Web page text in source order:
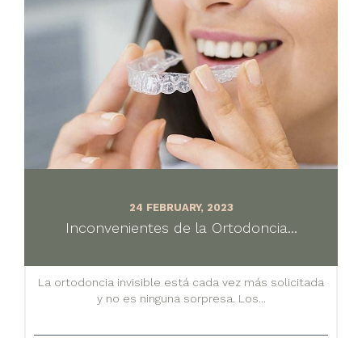
24 FEBRUARY, 2023
Inconvenientes de la Ortodoncia...
La ortodoncia invisible está cada vez más solicitada
y no es ninguna sorpresa. Los...